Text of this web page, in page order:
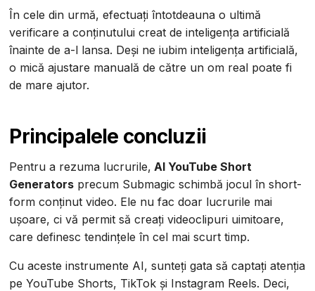
În cele din urmă, efectuați întotdeauna o ultimă
verificare a conținutului creat de inteligența artificială
înainte de a-l lansa. Deși ne iubim inteligența artificială,
o mică ajustare manuală de către un om real poate fi
de mare ajutor.
Principalele concluzii
Pentru a rezuma lucrurile, AI YouTube Short
Generators precum Submagic schimbă jocul în short-
form conținut video. Ele nu fac doar lucrurile mai
ușoare, ci vă permit să creați videoclipuri uimitoare,
care definesc tendințele în cel mai scurt timp.
Cu aceste instrumente AI, sunteți gata să captați atenția
pe YouTube Shorts, TikTok și Instagram Reels. Deci,